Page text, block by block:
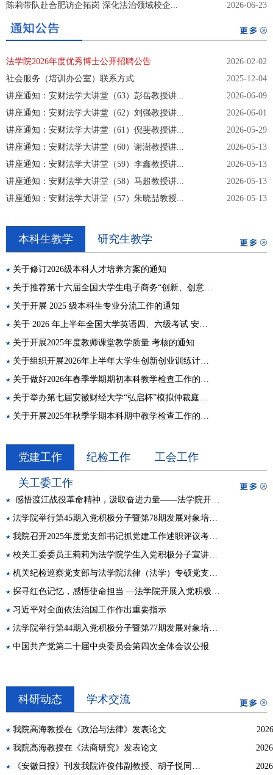
陈莉带队赴合肥访企拓岗 深化法治领域校企...
2026-06-23
法学院2026年度优秀博士公开招聘公告
2026-02-02
社会服务（培训办公室）联系方式
2025-12-04
讲座通知：安财法学大讲堂（63）彭岳教授讲...
2026-06-09
讲座通知：安财法学大讲堂（62）刘强教授讲...
2026-06-01
讲座通知：安财法学大讲堂（61）倪斐教授讲...
2026-05-29
讲座通知：安财法学大讲堂（60）谢澍教授讲...
2026-05-13
讲座通知：安财法学大讲堂（59）李鑫教授讲...
2026-05-13
讲座通知：安财法学大讲堂（58）马超教授讲...
2026-05-13
讲座通知：安财法学大讲堂（57）朱晓喆教授...
2026-05-13
本科生教学 研究生教学
关于修订2026级本科人才培养方案的通知
关于推荐第十六届全国大学生电子商务“创新、创意及创业”挑战赛常规赛项目参...
关于开展 2025 级本科生专业分流工作的通知
关于 2026 年上半年全国大学英语四、六级考试 安徽财经大学考点网上报名工作...
关于开展2025年度教师课堂教学质量 考核的通知
关于组织开展2026年上半年大学生创新创业训练计划项目结题验收工作的通知
关于做好2026年春季学期期初本科教学检查工作的通知
关于举办第七届安徽财经大学“弘启杯”模拟仲裁庭大赛的通知
关于开展2025年秋季学期本科期中教学检查工作的通知
党建工作 纪检工作 工会工作
关工委工作
感悟渡江战役革命精神，汲取奋进力量——法学院开展入党积极分子红色主题教育...
法学院举行第45期入党积极分子暨第78期发展对象培训班开班仪式
我院召开2025年度党支部书记抓党建工作述职评议考核会
校关工委委员王莉莉为法学院学生入党积极分子宣讲党的二十届四中全会精神
机关纪检巡察党支部与法学院法律（法学）专硕党支部赴固镇开展共建活动
探寻红色记忆，感悟使命担当 —法学院开展入党积极分子红色主题教育实践活动
习近平对全面依法治国工作作出重要指示
法学院举行第44期入党积极分子暨第77期发展对象培训班开班仪式
中国共产党第二十届中央委员会第四次全体会议公报
科研动态 学术交流
我院高海教授在《政治与法律》发表论文
我院高海教授在《法商研究》发表论文
《安徽日报》刊发我院许俊伟副教授、胡子悦同学理论文章